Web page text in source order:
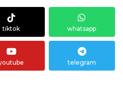
tiktok whatsapp
telegram